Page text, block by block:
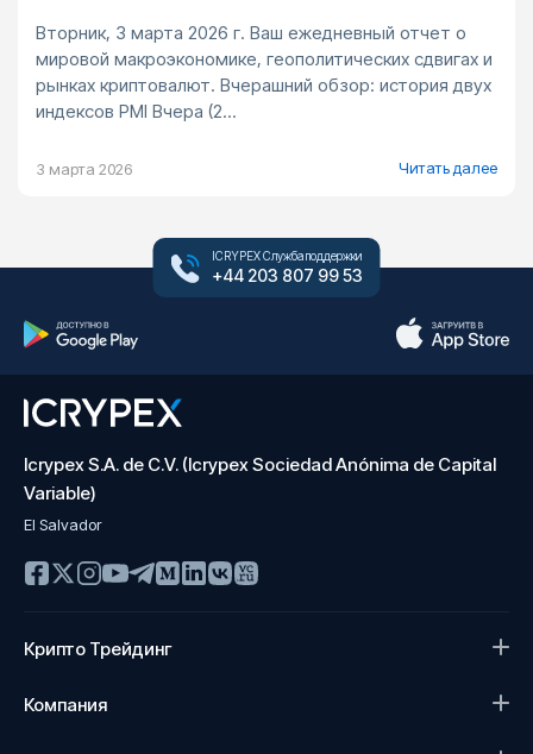
Вторник, 3 марта 2026 г. Ваш ежедневный отчет о
мировой макроэкономике, геополитических сдвигах и
рынках криптовалют. Вчерашний обзор: история двух
индексов PMI Вчера (2...
3 марта 2026 Читать далее
ICRYPEX Служба поддержки
+44 203 807 99 53
Icrypex S.A. de C.V. (Icrypex Sociedad Anónima de Capital
Variable)
El Salvador
Крипто Трейдинг
Компания